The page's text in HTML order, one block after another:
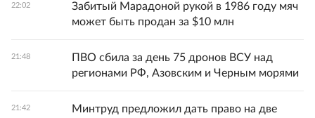
22:02
Забитый Марадоной рукой в 1986 году мяч
может быть продан за $10 млн
21:48
ПВО сбила за день 75 дронов ВСУ над
регионами РФ, Азовским и Черным морями
21:42
Минтруд предложил дать право на две